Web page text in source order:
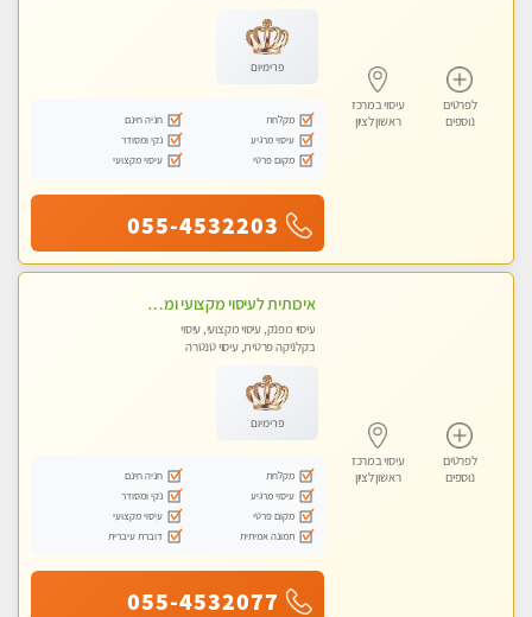
לפרטים
נוספים
עיסוי במרכז
ראשון לציון
פרימיום
מקלחת
חניה חינם
עיסוי מרגיע
נקי ומסודר
מקום פרטי
עיסוי מקצועי
055-4532203
לפרטים
נוספים
עיסוי במרכז
ראשון לציון
איכותית לעיסוי מקצועי ומפנק בראשון לציון
עיסוי מפנק, עיסוי מקצועי, עיסוי
בקלניקה פרטית, עיסוי טנטרה
פרימיום
מקלחת
חניה חינם
עיסוי מרגיע
נקי ומסודר
מקום פרטי
עיסוי מקצועי
תמונה אמיתית
דוברת עיברית
055-4532077